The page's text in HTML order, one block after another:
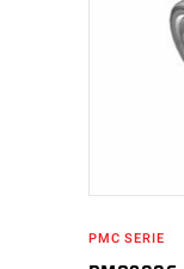
PMC SERIE